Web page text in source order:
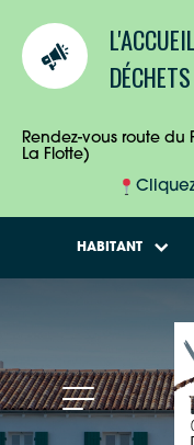
Rendez-vous route du
La Flotte)
HABITANT
ENTREPRISES